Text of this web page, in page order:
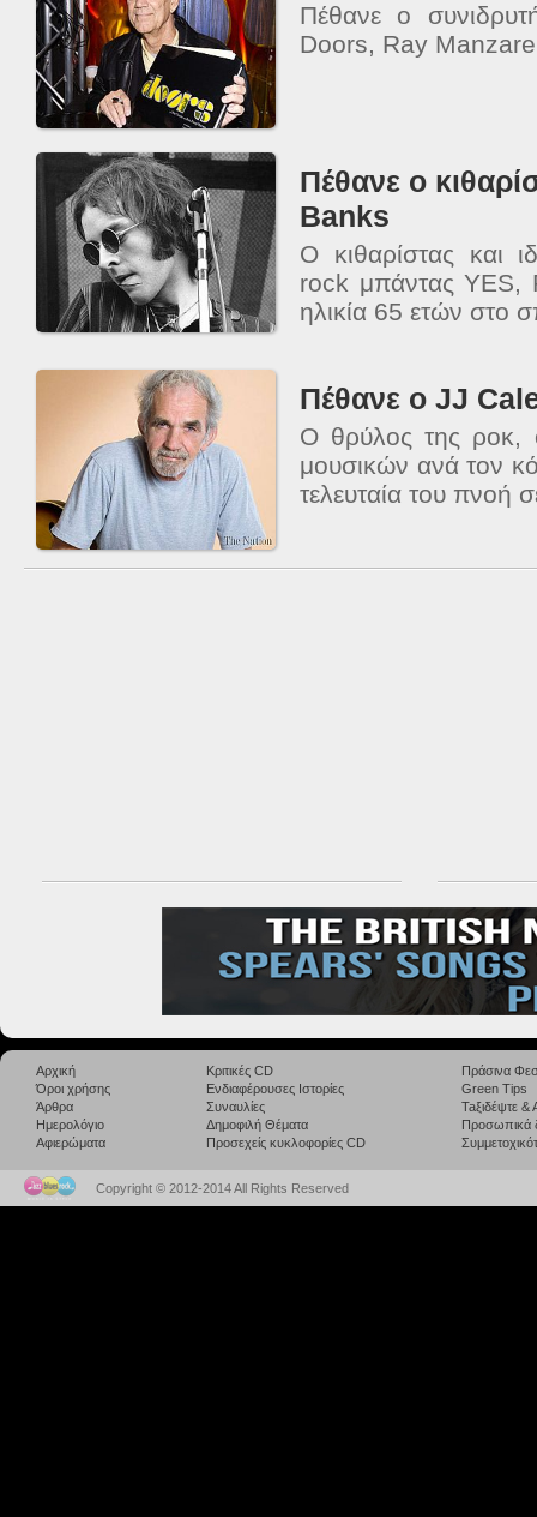
Πέθανε ο
Doors, Ray
Πέθανε ο
Banks
Ο κιθαρίστας και
rock μπάντας YES,
ηλικία 65 ετών στο
O θρύλος της ροκ,
μουσικών ανά τον
τελευταία του πνοή
Αρχική
Όροι χρήσης
Άρθρα
Ημερολόγιο
Αφιερώματα
Κριτικές CD
Ενδιαφέρουσες Ιστορίες
Συναυλίες
Δημοφιλή Θέματα
Προσεχείς κυκλοφορίες CD
Πράσινα
Green Tips
Taξιδέψτε
Προσωπικά
Copyright © 2012-2014 All Rights Reserved